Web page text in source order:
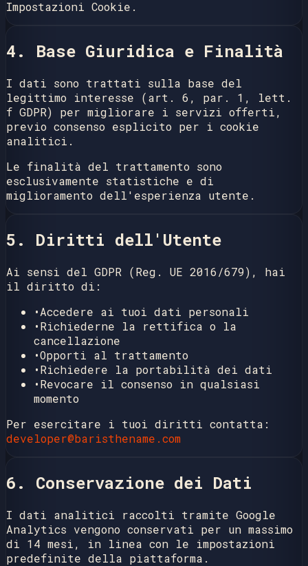
Impostazioni Cookie .
4. Base Giuridica e Finalità
I dati sono trattati sulla base del
legittimo interesse (art. 6, par. 1, lett.
f GDPR) per migliorare i servizi offerti,
previo consenso esplicito per i cookie
analitici.
Le finalità del trattamento sono
esclusivamente statistiche e di
miglioramento dell'esperienza utente.
5. Diritti dell'Utente
Ai sensi del GDPR (Reg. UE 2016/679), hai
il diritto di:
•Accedere ai tuoi dati personali
•Richiederne la rettifica o la
cancellazione
•Opporti al trattamento
•Richiedere la portabilità dei dati
•Revocare il consenso in qualsiasi
momento
Per esercitare i tuoi diritti contatta:
developer@baristhename.com
6. Conservazione dei Dati
I dati analitici raccolti tramite Google
Analytics vengono conservati per un massimo
di 14 mesi, in linea con le impostazioni
predefinite della piattaforma.